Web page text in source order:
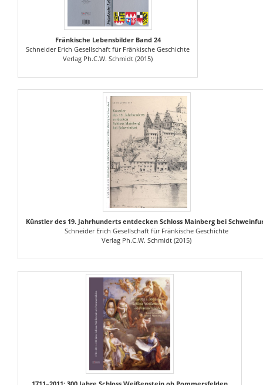
Fränkische Lebensbilder Band 24
Schneider Erich Gesellschaft für Fränkische Geschichte
Verlag Ph.C.W. Schmidt (2015)
Künstler des 19. Jahrhunderts entdecken Schloss Mainberg bei
Schneider Erich Gesellschaft für Fränkische Geschichte
Verlag Ph.C.W. Schmidt (2015)